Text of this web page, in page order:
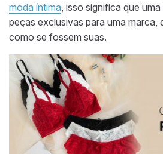
moda íntima , isso significa que
peças exclusivas para uma marca,
como se fossem suas.